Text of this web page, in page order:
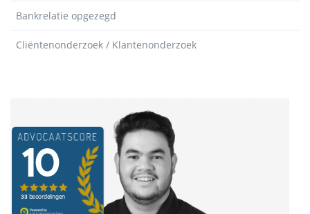
Bankrelatie opgezegd
Cliëntenonderzoek / Klantenonderzoek